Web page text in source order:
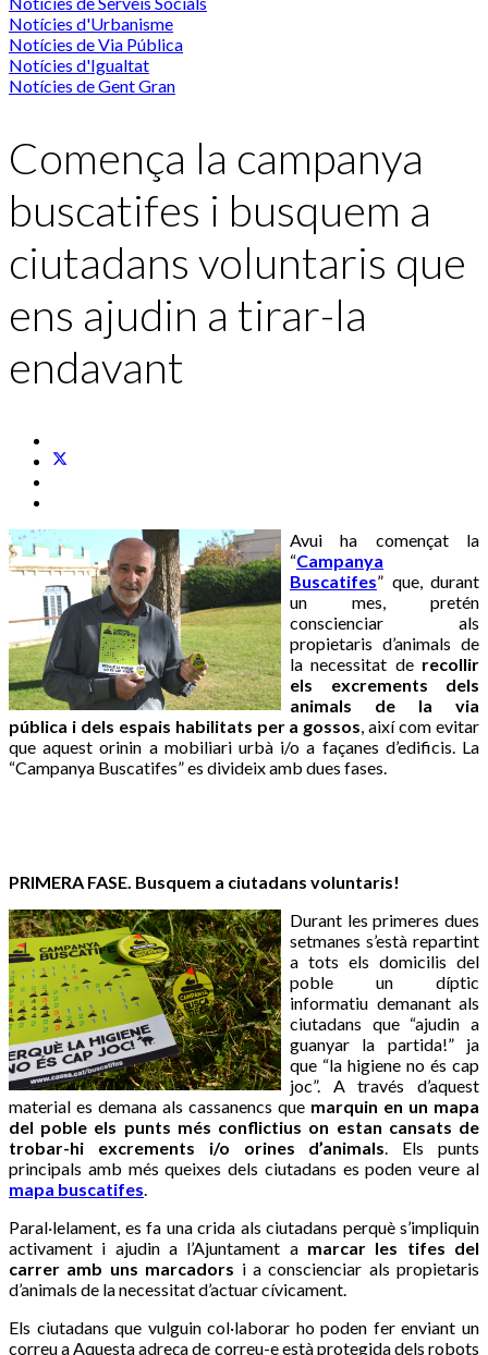
Notícies d'Urbanisme
Notícies de Via Pública
Notícies d'Igualtat
Notícies de Gent Gran
Comença la campanya
buscatifes i busquem a
ciutadans voluntaris que
ens ajudin a tirar-la
endavant
Avui ha començat la
“Campanya
Buscatifes” que, durant
un mes, pretén
conscienciar als
propietaris d’animals de
la necessitat de recollir
els excrements dels
animals de la via
pública i dels espais habilitats per a gossos, així com evitar
que aquest orinin a mobiliari urbà i/o a façanes d’edificis. La
“Campanya Buscatifes” es divideix amb dues fases.
PRIMERA FASE. Busquem a ciutadans voluntaris!
Durant les primeres dues
setmanes s’està repartint
a tots els domicilis del
poble un díptic
informatiu demanant als
ciutadans que “ajudin a
guanyar la partida!” ja
que “la higiene no és cap
joc”. A través d’aquest
material es demana als cassanencs que marquin en un mapa
del poble els punts més conflictius on estan cansats de
trobar-hi excrements i/o orines d’animals. Els punts
principals amb més queixes dels ciutadans es poden veure al
mapa buscatifes.
Paral·lelament, es fa una crida als ciutadans perquè s’impliquin
activament i ajudin a l’Ajuntament a marcar les tifes del
carrer amb uns marcadors i a conscienciar als propietaris
d’animals de la necessitat d’actuar cívicament.
Els ciutadans que vulguin col·laborar ho poden fer enviant un
correu aAquesta adreça de correu-e està protegida dels robots